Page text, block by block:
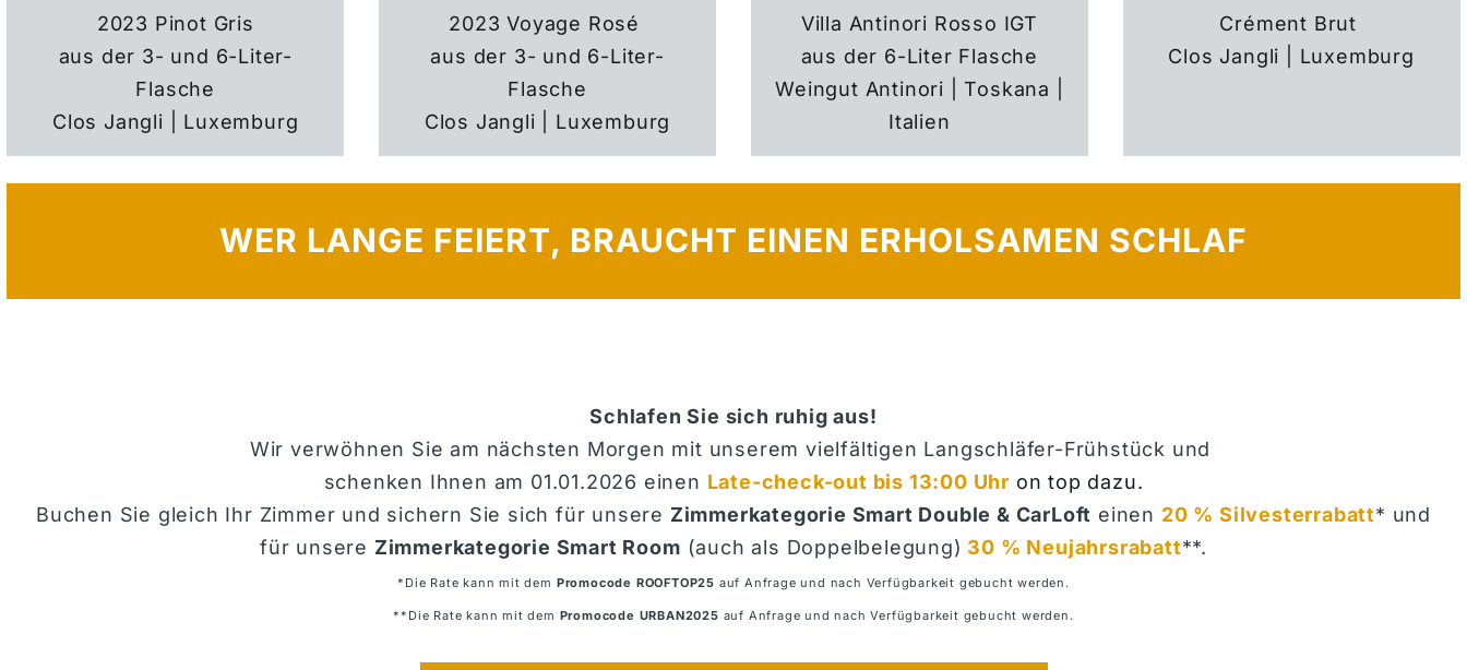
2023 Pinot Gris
aus der 3- und 6-Liter-
Flasche
Clos Jangli | Luxemburg
2023 Voyage Rosé
aus der 3- und 6-Liter-
Flasche
Clos Jangli | Luxemburg
Villa Antinori Rosso IGT
aus der 6-Liter Flasche
Weingut Antinori | Toskana |
Italien
Crément Brut
Clos Jangli | Luxemburg
WER LANGE FEIERT, BRAUCHT EINEN ERHOLSAMEN SCHLAF
Schlafen Sie sich ruhig aus!
Wir verwöhnen Sie am nächsten Morgen mit unserem vielfältigen Langschläfer-Frühstück und
schenken Ihnen am 01.01.2026 einen Late-check-out bis 13:00 Uhr on top dazu.
Buchen Sie gleich Ihr Zimmer und sichern Sie sich für unsere Zimmerkategorie Smart Double & CarLoft einen 20 % Silvesterrabatt* und
für unsere Zimmerkategorie Smart Room (auch als Doppelbelegung) 30 % Neujahrsrabatt**.
*Die Rate kann mit dem Promocode ROOFTOP25 auf Anfrage und nach Verfügbarkeit gebucht werden.
**Die Rate kann mit dem Promocode URBAN2025 auf Anfrage und nach Verfügbarkeit gebucht werden.